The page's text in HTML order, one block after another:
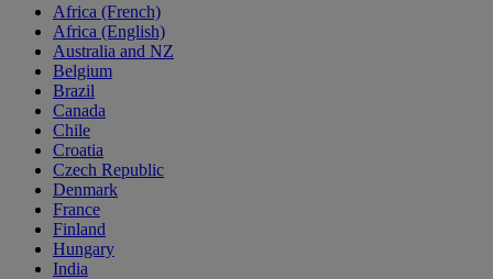
Africa (French)
Africa (English)
Australia and NZ
Belgium
Brazil
Canada
Chile
Croatia
Czech Republic
Denmark
France
Finland
Hungary
India